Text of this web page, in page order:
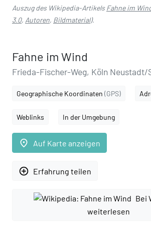
Auszug des Wikipedia-ArtikelsFahne im
3.0, Autoren, Bildmaterial).
Fahne im Wind
Frieda-Fischer-Weg, Köln Neustadt/
Geographische Koordinaten (GPS)
Weblinks In der Umgebung
place Auf Karte anzeigen
add_circle_outline Erfahrung teilen
Bei
weiterlesen